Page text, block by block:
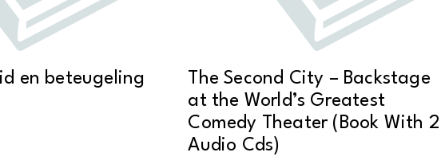
en beteugeling
The Second City – Backstage
at the World’s Greatest
Comedy Theater (Book With 2
Audio Cds)